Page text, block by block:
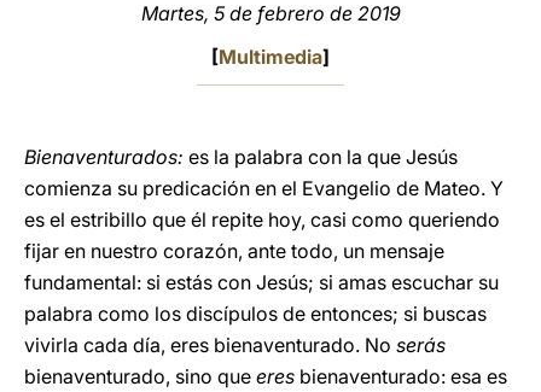
Martes, 5 de febrero de 2019
[Multimedia]
Bienaventurados: es la palabra con la que Jesús
comienza su predicación en el Evangelio de Mateo. Y
es el estribillo que él repite hoy, casi como queriendo
fijar en nuestro corazón, ante todo, un mensaje
fundamental: si estás con Jesús; si amas escuchar su
palabra como los discípulos de entonces; si buscas
vivirla cada día, eres bienaventurado. No serás
bienaventurado, sino que eres bienaventurado: esa es